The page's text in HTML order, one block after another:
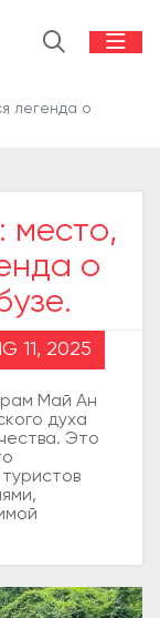
легенда о
место,
о
11, 2025
Май Ан
духа
Это